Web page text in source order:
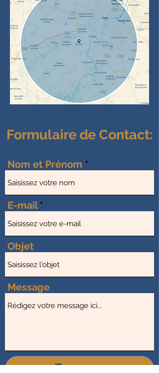
Formulaire de Contact:
Nom et Prénom
E-mail
Objet
Message
Envoyer